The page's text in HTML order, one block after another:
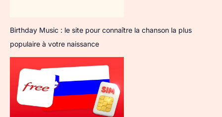
Birthday Music : le site pour connaître la chanson la plus
populaire à votre naissance